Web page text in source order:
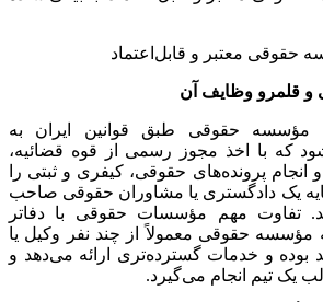
قلمرو وظایف آن
مؤسسه حقوقی طبق قوانین ایران به
که با اخذ مجوز رسمی از قوه قضائیه،
انجام پرونده‌های حقوقی، کیفری و ثبتی را
پایه یک دادگستری یا مشاوران حقوقی صاحب
تفاوت مهم مؤسسات حقوقی با دفاتر
حقوقی معمولاً از چند نفر وکیل یا
بوده و خدمات گسترده‌تری ارائه می‌دهد و
یک تیم انجام می‌گیرد.